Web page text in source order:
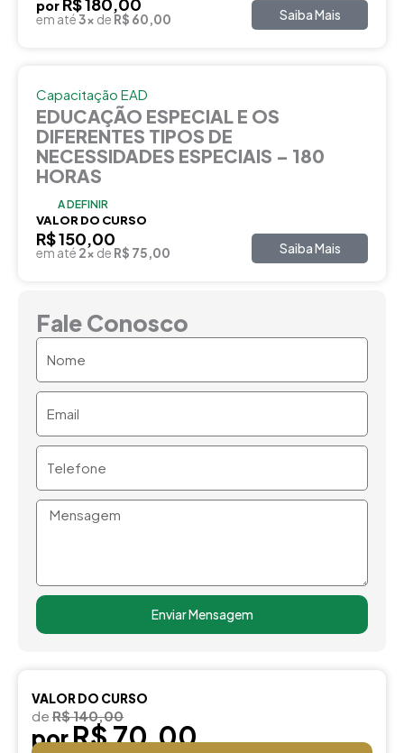
por
em até3x de R$ 60,00 Saiba Mais
Capacitação EAD
EDUCAÇÃO ESPECIAL E OS
DIFERENTES TIPOS DE
NECESSIDADES ESPECIAIS – 180
HORAS
A DEFINIR
VALOR DO CURSO
R$ 150,00
em até 2x de R$ 75,00 Saiba Mais
Fale Conosco
Mensagem
Enviar Mensagem
VALOR DO CURSO
de R$ 140,00
porR$ 70,00